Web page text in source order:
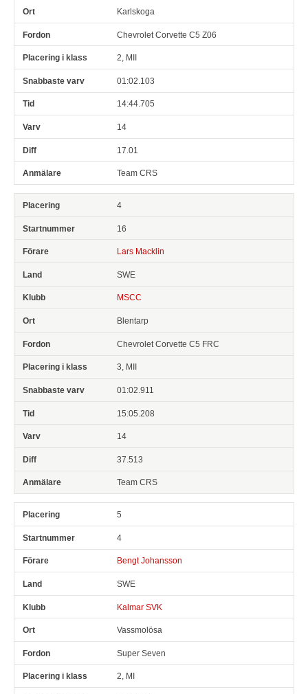
Karlskoga
Chevrolet Corvette C5 Z06
2, MII
01:02.103
14:44.705
14
17.01
Team CRS
4
16
Lars Macklin
SWE
MSCC
Blentarp
Chevrolet Corvette C5 FRC
3, MII
01:02.911
15:05.208
14
37.513
Team CRS
5
4
Bengt Johansson
SWE
Kalmar SVK
Vassmolösa
Super Seven
2, MI